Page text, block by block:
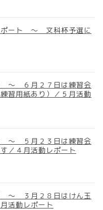
ポート ～ 文科杯予選に
～ ６月２７日は練習会
習用紙あり）／５月活動
～ ５月２３日は練習会
／４月活動レポート
～ ３月２８日はけん玉
活動レポート